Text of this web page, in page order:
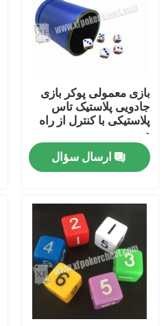
خونه
محصولات
ویدیو
بازی معمولی پوکر بازی
جادویی پلاستیک تاس
پلاستیکی با کنترل از راه
دور
ارسال سؤال